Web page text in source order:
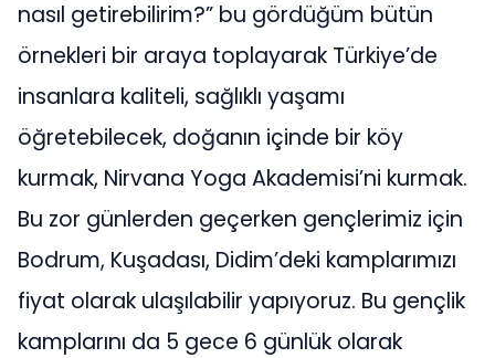
nasıl getirebilirim?” bu gördüğüm bütün
örnekleri bir araya toplayarak Türkiye’de
insanlara kaliteli, sağlıklı yaşamı
öğretebilecek, doğanın içinde bir köy
kurmak, Nirvana Yoga Akademisi’ni kurmak.
Bu zor günlerden geçerken gençlerimiz için
Bodrum, Kuşadası, Didim’deki kamplarımızı
fiyat olarak ulaşılabilir yapıyoruz. Bu gençlik
kamplarını da 5 gece 6 günlük olarak